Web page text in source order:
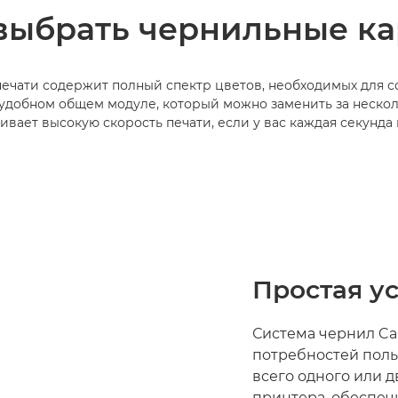
чернильные
содержит полный спектр цветов, необходимых для
общем модуле, который можно заменить за
высокую скорость печати, если у вас каждая секунда
Простая
Система чернил
потребностей
всего одного или